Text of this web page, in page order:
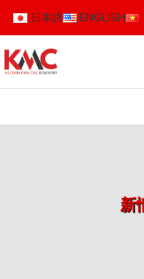
日本語 ENGLISH
新